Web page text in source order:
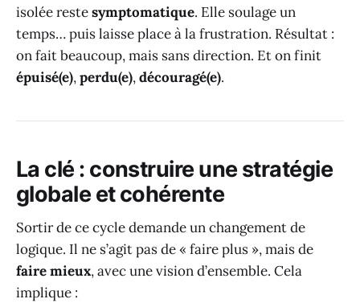
isolée restesymptomatique. Elle soulage un
temps… puis laisse place à la frustration. Résultat :
on fait beaucoup, mais sans direction. Et on finit
épuisé(e),perdu(e),découragé(e).
La clé : construire une stratégie
globale et cohérente
Sortir de ce cycle demande un changement de
logique. Il ne s’agit pas de « faire plus », mais de
faire mieux, avec une vision d’ensemble. Cela
implique :